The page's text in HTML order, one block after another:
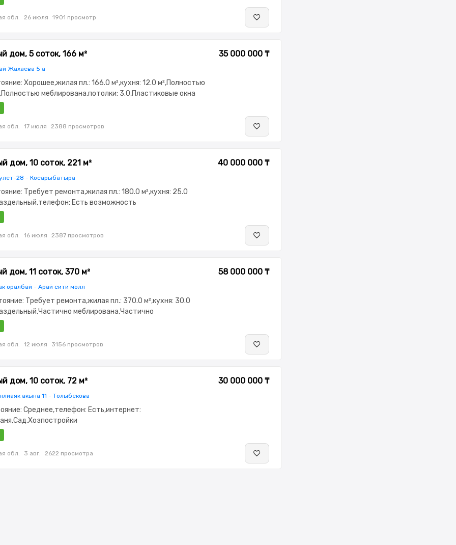
кухня
обл. 26 июля 1901 просмотр
дом, 5 соток, 166 м²
Жахаева 5 а
35 000 000 ₸
Хорошее,жилая пл.: 166.0 м²,кухня: 12.0 м²,Полностью
меблирована,потолки: 3.0,Пластиковые окна
обл. 17 июля 2388 просмотров
дом, 10 соток, 221 м²
28 - Косарыбатыра
40 000 000 ₸
Требует ремонта,жилая пл.: 180.0 м²,кухня: 25.0
Есть возможность
Оптика,Частично меблирована,Частично
3.0,Видеонаблюдение,Пластиковые
зона,Летняя кухня
обл. 16 июля 2387 просмотров
дом, 11 соток, 370 м²
оралбай - Арай сити молл
58 000 000 ₸
Требует ремонта,жилая пл.: 370.0 м²,кухня: 30.0
меблирована,Частично
3.2
обл. 12 июля 3156 просмотров
дом, 10 соток, 72 м²
акына 11 - Толыбекова
30 000 000 ₸
Среднее,телефон: Есть,интернет:
обл. 3 авг. 2622 просмотра